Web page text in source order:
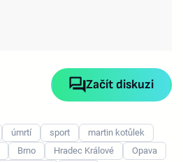
Začít diskuzi
úmrtí sport
martin kotůlek
Brno Hradec Králové
Opava